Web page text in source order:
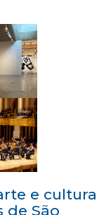
e cultura
de São